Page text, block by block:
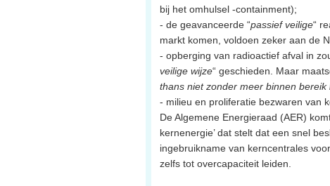
bij het omhulsel -containment);
- de geavanceerde “passief veilige“
markt komen, voldoen zeker aan de
- opberging van radioactief afval in
veilige wijze“ geschieden. Maar
thans niet zonder meer binnen bereik
- milieu en proliferatie bezwaren van
De Algemene Energieraad (AER)
kernenergie’ dat stelt dat een snel
ingebruikname van kerncentrales
zelfs tot overcapaciteit leiden.